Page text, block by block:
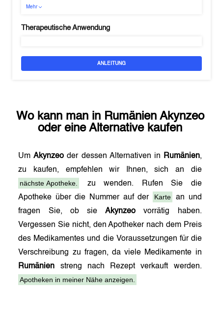
Mehr
Therapeutische Anwendung
ANLEITUNG
Wo kann man in Rumänien Akynzeo
oder eine Alternative kaufen
UmAkynzeo der dessen Alternativen in Rumänien,
zu kaufen, empfehlen wir Ihnen, sich an die
nächste Apotheke.
zu wenden. Rufen Sie die
Apotheke über die Nummer auf der
Karte
an und
fragen Sie, ob sieAkynzeo vorrätig haben.
Vergessen Sie nicht, den Apotheker nach dem Preis
des Medikamentes und die Voraussetzungen für die
Verschreibung zu fragen, da viele Medikamente in
Rumänien streng nach Rezept verkauft werden.
Apotheken in meiner Nähe anzeigen.